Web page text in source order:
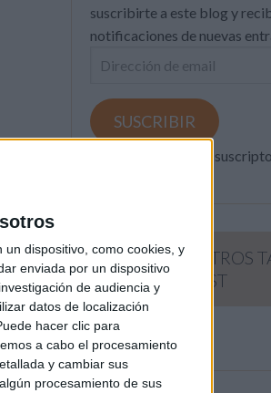
dispositivo, como cookies, y
enviada por un dispositivo
de audiencia y
datos de localización
hacer clic para
a cabo el procesamiento
y cambiar sus
procesamiento de sus
suscribirte a este blog y
notificaciones de nuevas
Dirección
email
SUSCRIBIR
Únete a otros 371K
SIGUE NUESTROS
EN PINTEREST